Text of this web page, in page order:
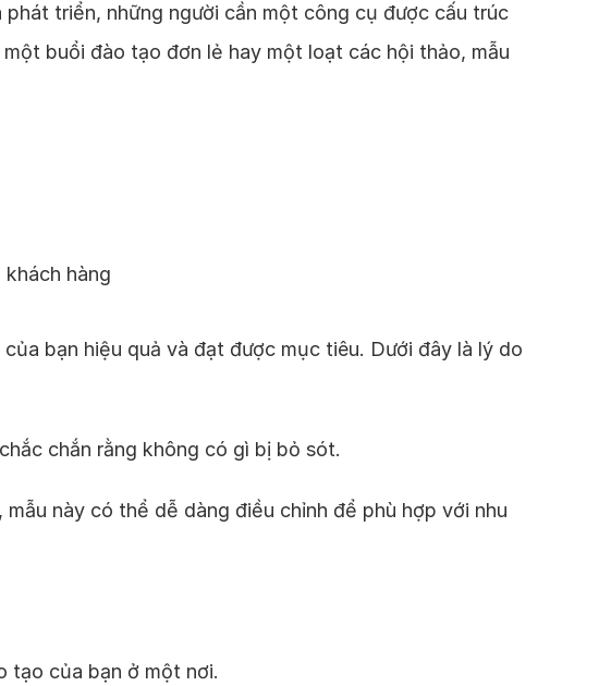
triển, những người cần một công cụ được cấu trúc
buổi đào tạo đơn lẻ hay một loạt các hội thảo, mẫu
hàng
bạn hiệu quả và đạt được mục tiêu. Dưới đây là lý do
chắn rằng không có gì bị bỏ sót.
này có thể dễ dàng điều chỉnh để phù hợp với nhu
tạo của bạn ở một nơi.